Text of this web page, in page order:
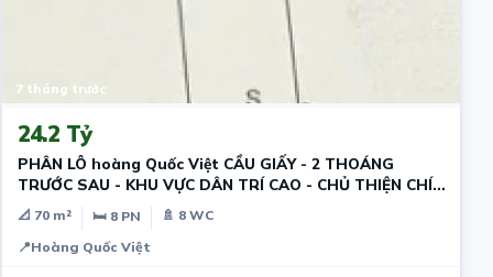
7 tháng trước
24.2 Tỷ
PHÂN LÔ hoàng Quốc Việt CẦU GIẤY - 2 THOÁNG
TRƯỚC SAU - KHU VỰC DÂN TRÍ CAO - CHỦ THIỆN CHÍ -
GIÁ ĐẦU TƯ
📐 70 m² 🛏 8 PN
🚿 8 WC
📍Hoàng Quốc Việt